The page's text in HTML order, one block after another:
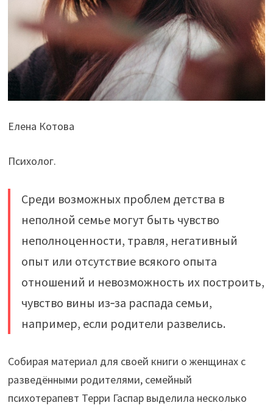
Елена Котова
Психолог.
Среди возможных проблем детства в
неполной семье могут быть чувство
неполноценности, травля, негативный
опыт или отсутствие всякого опыта
отношений и невозможность их построить,
чувство вины из‑за распада семьи,
например, если родители развелись.
Собирая материал для своей книги о женщинах с
разведёнными родителями, семейный
психотерапевт Терри Гаспар выделила несколько